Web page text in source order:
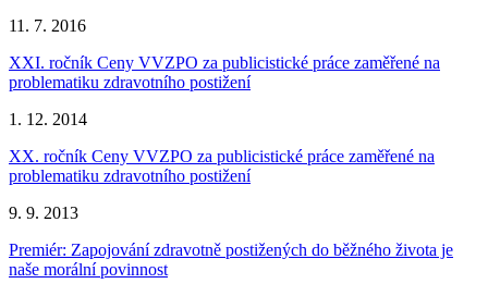
11. 7. 2016
XXI. ročník Ceny VVZPO za publicistické práce zaměřené na
problematiku zdravotního postižení
1. 12. 2014
XX. ročník Ceny VVZPO za publicistické práce zaměřené na
problematiku zdravotního postižení
9. 9. 2013
Premiér: Zapojování zdravotně postižených do běžného života je
naše morální povinnost